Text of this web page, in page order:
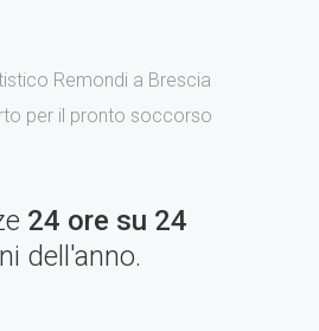
Remondi a Brescia
per il pronto soccorso
24 ore su 24
dell'anno.